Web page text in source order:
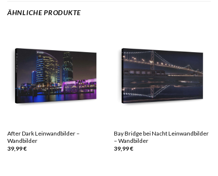
ÄHNLICHE PRODUKTE
After Dark Leinwandbilder –
Wandbilder
39,99€
Bay Bridge bei Nacht Leinwandbilder
– Wandbilder
39,99€